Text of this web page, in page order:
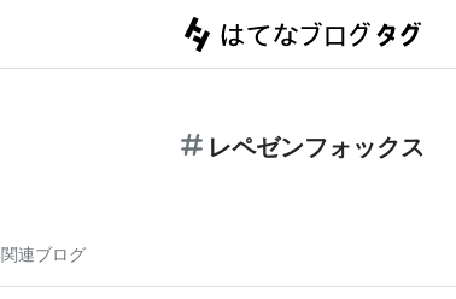
レペゼンフォックス
関連ブログ